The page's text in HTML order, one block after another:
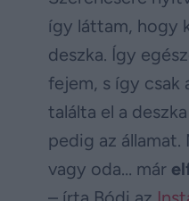
így láttam, hogy
deszka. Így
fejem, s így csak
találta el a
pedig az
vagy oda… már